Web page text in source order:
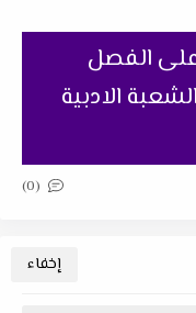
على الفصل
الادبية
(0)